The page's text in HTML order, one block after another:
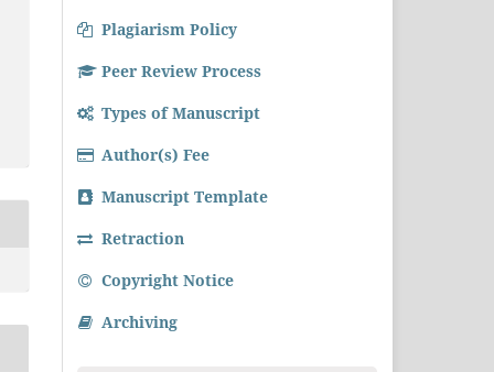
Plagiarism Policy
Peer Review Process
Types of Manuscript
Author(s) Fee
Manuscript Template
Retraction
Copyright Notice
Archiving